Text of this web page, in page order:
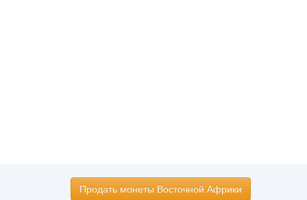
Продать монеты Восточной Африки